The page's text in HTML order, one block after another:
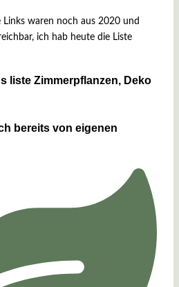
Links waren noch aus 2020 und
ich hab heute die Liste
liste Zimmerpflanzen, Deko
bereits von eigenen